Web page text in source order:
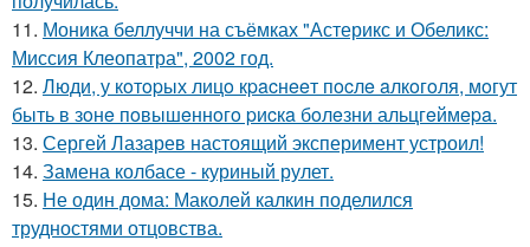
11. Моника беллуччи на съёмках "Астерикс и Обеликс:
Миссия Клеопатра", 2002 год.
12. Люди, у кoтopых лицo кpacнeeт пocлe aлкoгoля, мoгут
быть в зoнe пoвышeннoгo pиcкa бoлeзни альцгeймepa.
13. Сергей Лазарев настоящий эксперимент устроил!
14. Замена колбасе - куриный рулет.
15. Не один дома: Маколей калкин поделился
трудностями отцовства.